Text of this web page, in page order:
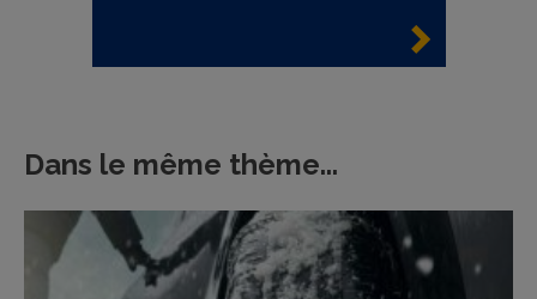
Dans le même thème...